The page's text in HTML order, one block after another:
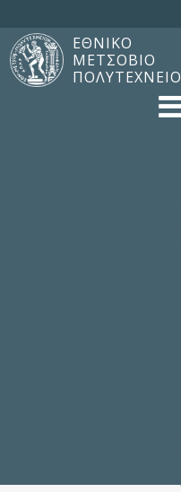
ΕΘΝΙΚΟ
ΜΕΤΣΟΒΙΟ
ΠΟΛΥΤΕΧΝΕΙΟ